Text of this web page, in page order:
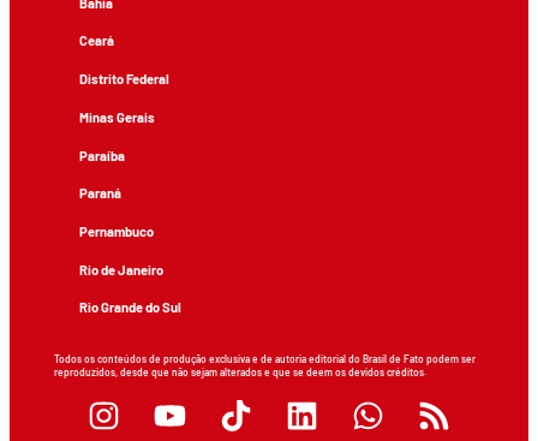
Ceará
Distrito Federal
Minas Gerais
Paraíba
Paraná
Pernambuco
Rio de Janeiro
Rio Grande do Sul
Todos os conteúdos de produção exclusiva e de autoria editorial do Brasil de Fato podem ser
reproduzidos, desde que não sejam alterados e que se deem os devidos créditos.